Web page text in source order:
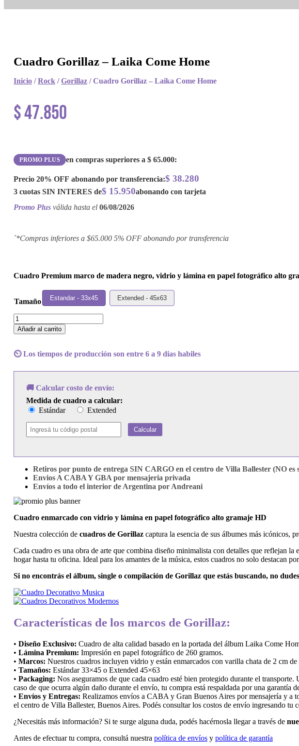
Cuadro Gorillaz – Laika Come Home
Inicio /Rock /Gorillaz / Cuadro Gorillaz – Laika Come Home
$47.850
PROMO PLUS en compras superiores a $ 65.000:
Precio 20% OFF abonando por transferencia:$ 38.280
3 cuotas SIN INTERES de$ 15.950abonando con tarjeta
Promo Plus válida hasta el 06/08/2026
´*Compras inferiores a $65.000 5% OFF abonando por transferencia
Cuadro Premium marco de madera negro, vidrio y lámina en papel fotográfico alto
Tamaño Estandar - 33x45 Extended - 45x63
Cuadro
Gorillaz
-
Come
cantidad
Añadir al carrito
⏲️ Los tiempos de producción son entre 6 a 9 dias habiles
🚚 Calcular costo de envío:
Medida de cuadro a calcular:
Estándar
Extended
Calcular
Retiros por punto de entrega SIN CARGO en el centro de Villa Ballester (NO es
Envios A CABA Y GBA por mensajeria privada
Envíos a todo el interior de Argentina por Andreani
Cuadro enmarcado con vidrio y lámina en papel fotográfico alto gramaje HD
Nuestra colección de cuadros de Gorillaz captura la esencia de sus álbumes más icónicos,
Cada cuadro es una obra de arte que combina diseño minimalista con detalles que reflejan
hogar hasta tu oficina. Ideal para los amantes de la música, estos cuadros no solo destacan
Si no encontrás el álbum, single o compilación de Gorillaz que estás buscando, no
Características de los marcos de Gorillaz:
• Diseño Exclusivo: Cuadro de alta calidad basado en la portada del álbum Laika Come
• Lámina Premium: Impresión en papel fotográfico de 260 gramos.
• Marcos: Nuestros cuadros incluyen vidrio y están enmarcados con varilla chata de 2 cm
• Tamaños: Estándar 33×45 o Extended 45×63
• Packaging: Nos aseguramos de que cada cuadro esté bien protegido durante el
caso de que ocurra algún daño durante el envío, tu compra está respaldada por una
• Envíos y Entregas: Realizamos envíos a CABA y Gran Buenos Aires por mensajería y a
el centro de Villa Ballester, Buenos Aires. Podés consultar los costos de envío ingresando tu
¿Necesitás más información? Si te surge alguna duda, podés hacérnosla llegar a través de
Antes de efectuar tu compra, consultá nuestra política de envíos y política de garantía